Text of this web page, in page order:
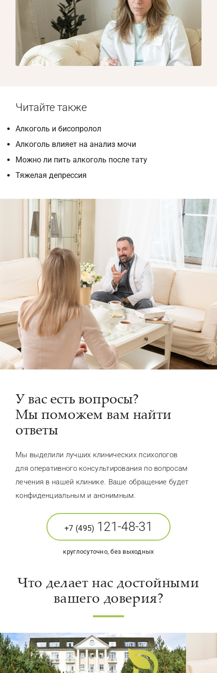
1/8
Читайте также
Алкоголь и бисопролол
Алкоголь влияет на анализ мочи
Можно ли пить алкоголь после тату
Тяжелая депрессия
У вас есть вопросы?
Мы поможем вам найти
ответы
Мы выделили лучших клинических психологов
для оперативного консультирования по вопросам
лечения в нашей клинике. Ваше обращение будет
конфиденциальным и анонимным.
+7 (495) 121-48-31
круглосуточно, без выходных
Что делает нас достойными
вашего доверия?